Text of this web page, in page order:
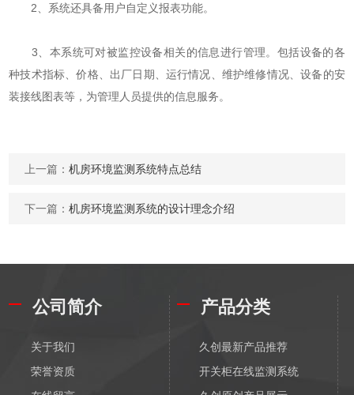
2、系统还具备用户自定义报表功能。
3、本系统可对被监控设备相关的信息进行管理。包括设备的各
种技术指标、价格、出厂日期、运行情况、维护维修情况、设备的安
装接线图表等，为管理人员提供的信息服务。
上一篇：机房环境监测系统特点总结
下一篇：机房环境监测系统的设计理念介绍
公司简介
关于我们
荣誉资质
产品分类
久创最新产品推荐
开关柜在线监测系统